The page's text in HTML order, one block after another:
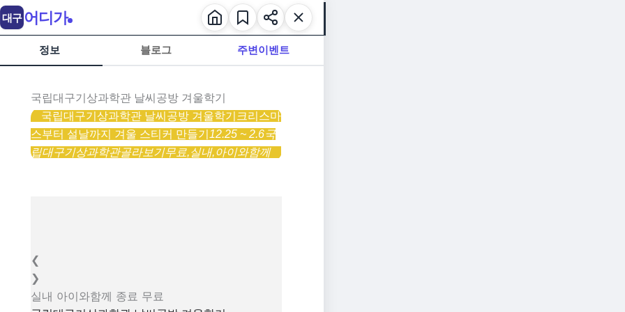
정보 블로그 주변이벤트
국립대구기상과학관 날씨공방 겨울학기
국립대구기상과학관 날씨공방 겨울학기 크리스마
스부터 설날까지 겨울 스티커 만들기 12.25 ~ 2.6국
립대구기상과학관골라보기무료,실내,아이와함께
❮
❯
실내 아이와함께 종료 무료
대구 어디가